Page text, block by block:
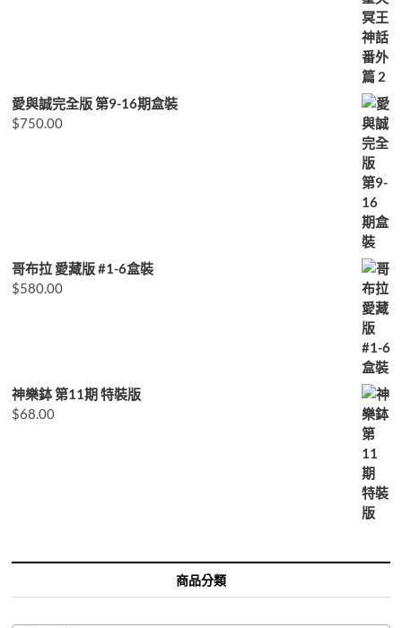
愛與誠完全版 第9-16期盒裝
$750.00
哥布拉 愛藏版 #1-6盒裝
$580.00
神樂鉢 第11期 特裝版
$68.00
商品分類